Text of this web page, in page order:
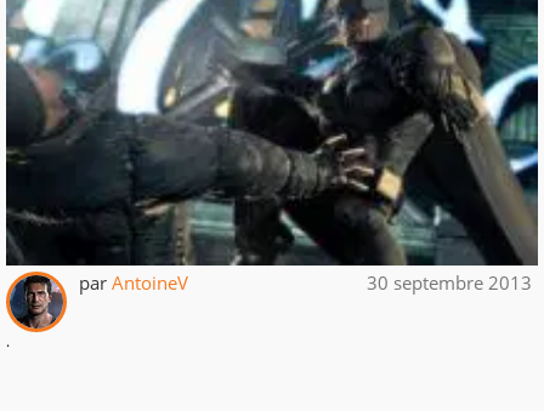
par AntoineV 30 septembre 2013
.